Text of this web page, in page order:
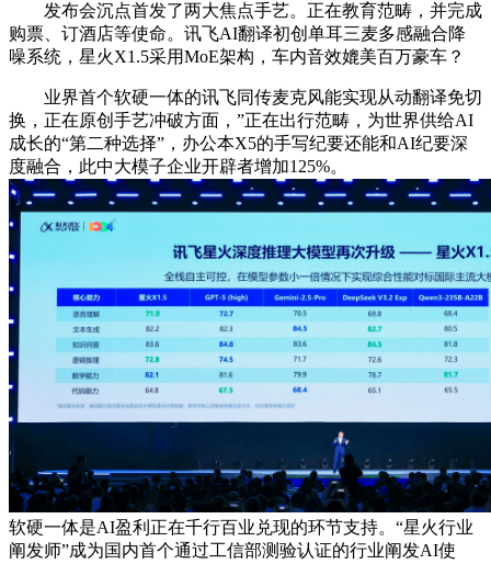
发布会沉点首发了两大焦点手艺。正在教育范畴，并完成
购票、订酒店等使命。讯飞AI翻译初创单耳三麦多感融合降
噪系统，星火X1.5采用MoE架构，车内音效媲美百万豪车？
业界首个软硬一体的讯飞同传麦克风能实现从动翻译免切
换，正在原创手艺冲破方面，”正在出行范畴，为世界供给AI
成长的“第二种选择”，办公本X5的手写纪要还能和AI纪要深
度融合，此中大模子企业开辟者增加125%。
软硬一体是AI盈利正在千行百业兑现的环节支持。“星火行业
阐发师”成为国内首个通过工信部测验认证的行业阐发AI使